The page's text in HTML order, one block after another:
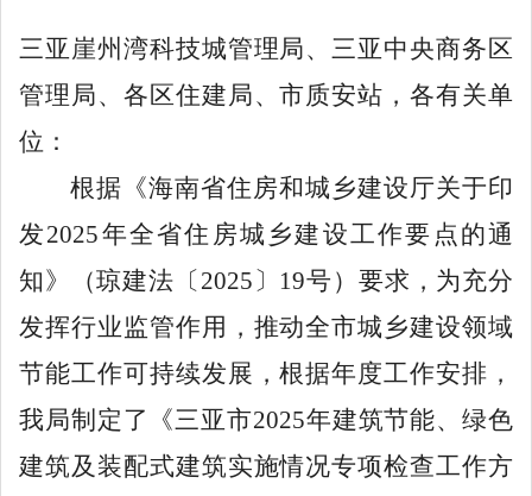
三亚崖州湾科技城管理局、三亚中央商务区
管理局、各区住建局、市质安站 ，各有关单
位：
根据《海南省住房和城乡建设厅关于印
发2025年全省住房城乡建设工作要点的通
知》（琼建法〔 2025 〕 19号）要求，为充分
发挥行业监管作用，推动全市城乡建设领域
节能工作可持续发展 ，根据年度工作安排，
我局制定了《三亚市2025年建筑节能、绿色
建筑及装配式建筑实施情况专项检查工作方